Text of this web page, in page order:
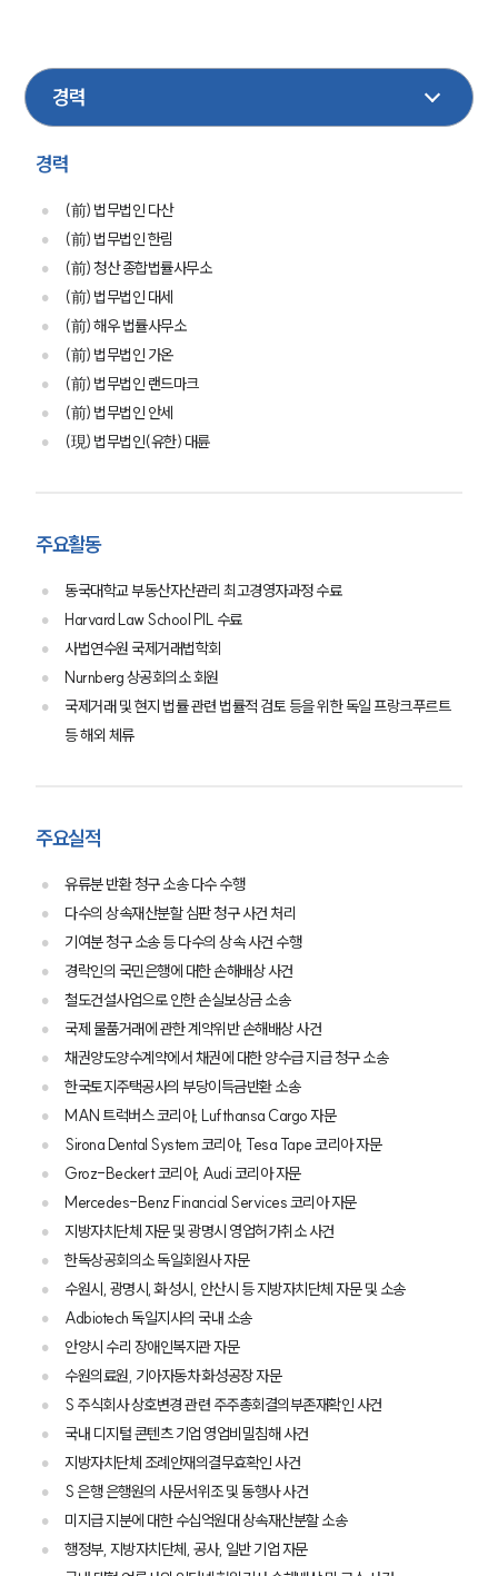
그룹소개
그룹소개
대륜의 강점
오시는 길
글로벌 파트너 로펌
고객의 소리
통합검색
AI대륜
경력
(前) 법무법인 다산
(前) 법무법인 한림
(前) 청산 종합법률사무소
(前) 법무법인 대세
(前) 해우 법률사무소
(前) 법무법인 가온
(前) 법무법인 랜드마크
(前) 법무법인 안세
(現) 법무법인(유한) 대륜
주요활동
동국대학교 부동산자산관리 최고경영자과정 수료
Harvard Law School PIL 수료
사법연수원 국제거래법학회
Nurnberg 상공회의소 회원
국제거래 및 현지 법률 관련 법률적 검토 등을 위한 독일 프랑크푸르트
등 해외 체류
주요실적
유류분 반환 청구 소송 다수 수행
다수의 상속재산분할 심판 청구 사건 처리
기여분 청구 소송 등 다수의 상속 사건 수행
경락인의 국민은행에 대한 손해배상 사건
철도건설사업으로 인한 손실보상금 소송
국제 물품거래에 관한 계약위반 손해배상 사건
채권양도양수계약에서 채권에 대한 양수급 지급 청구 소송
한국토지주택공사의 부당이득금반환 소송
MAN 트럭버스 코리아, Lufthansa Cargo 자문
Sirona Dental System 코리아, Tesa Tape 코리아 자문
Groz-Beckert 코리아, Audi 코리아 자문
Mercedes-Benz Financial Services 코리아 자문
지방자치단체 자문 및 광명시 영업허가취소 사건
한독상공회의소 독일회원사 자문
수원시, 광명시, 화성시, 안산시 등 지방자치단체 자문 및 소송
Adbiotech 독일지사의 국내 소송
안양시 수리 장애인복지관 자문
수원의료원, 기아자동차 화성공장 자문
S 주식회사 상호변경 관련 주주총회결의부존재확인 사건
국내 디지털 콘텐츠 기업 영업비밀침해 사건
지방자치단체 조례안재의결무효확인 사건
S 은행 은행원의 사문서위조 및 동행사 사건
미지급 지분에 대한 수십억원대 상속재산분할 소송
행정부, 지방자치단체, 공사, 일반 기업 자문